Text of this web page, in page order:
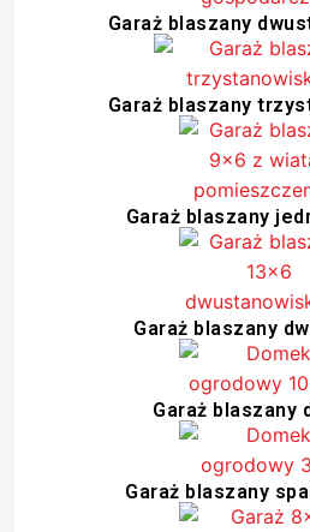
Garaż blaszany
Garaż blaszany
Garaż blaszany
Garaż blaszany
Garaż blaszany
Garaż blaszany